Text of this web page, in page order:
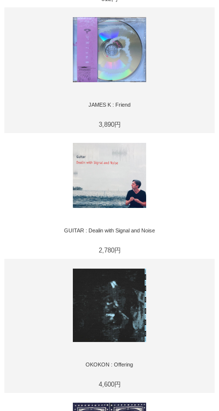
JAMES K : Friend
3,890円
GUITAR : Dealin with Signal and Noise
2,780円
OKOKON : Offering
4,600円